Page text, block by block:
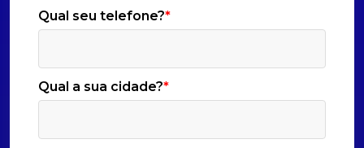
Qual seu telefone?*
Qual a sua cidade?*